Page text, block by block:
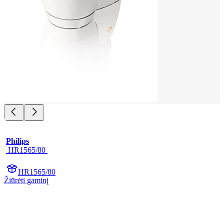
Philips
HR1565/80
HR1565/80
Žiūrėti gaminį